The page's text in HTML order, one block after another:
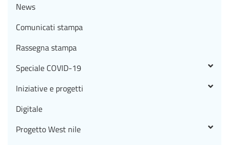
News
Comunicati stampa
Rassegna stampa
Speciale COVID-19
Iniziative e progetti
Digitale
Progetto West nile